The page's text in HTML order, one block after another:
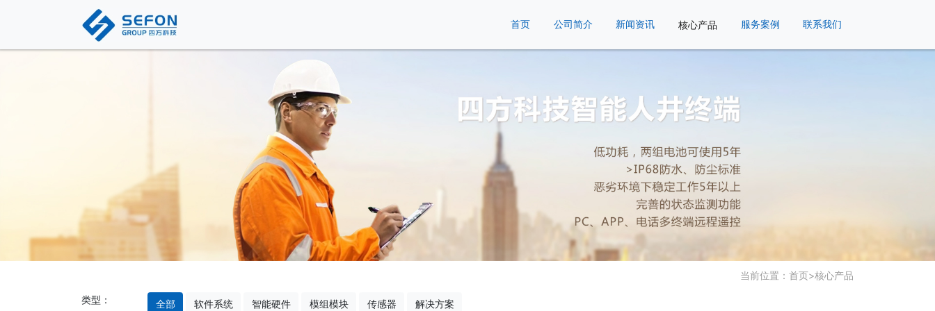
首页 公司简介 新闻资讯 核心产品 服务案例 联系我们
当前位置： 首页>核心产品
类型： 全部 软件系统 智能硬件 模组模块 传感器 解决方案